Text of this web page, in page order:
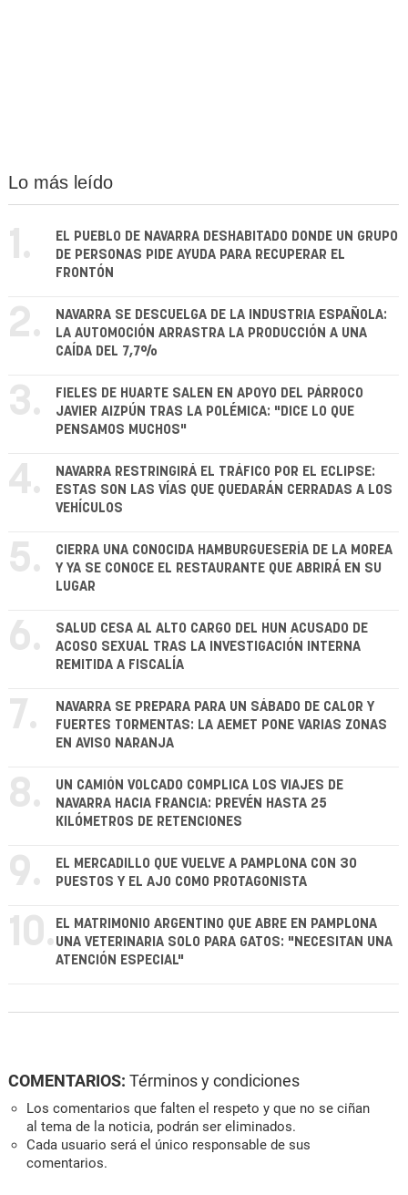
Lo más leído
1.
EL PUEBLO DE NAVARRA DESHABITADO DONDE UN GRUPO
DE PERSONAS PIDE AYUDA PARA RECUPERAR EL
FRONTÓN
2.
NAVARRA SE DESCUELGA DE LA INDUSTRIA ESPAÑOLA:
LA AUTOMOCIÓN ARRASTRA LA PRODUCCIÓN A UNA
CAÍDA DEL 7,7%
3.
FIELES DE HUARTE SALEN EN APOYO DEL PÁRROCO
JAVIER AIZPÚN TRAS LA POLÉMICA: "DICE LO QUE
PENSAMOS MUCHOS"
4.
NAVARRA RESTRINGIRÁ EL TRÁFICO POR EL ECLIPSE:
ESTAS SON LAS VÍAS QUE QUEDARÁN CERRADAS A LOS
VEHÍCULOS
5.
CIERRA UNA CONOCIDA HAMBURGUESERÍA DE LA MOREA
Y YA SE CONOCE EL RESTAURANTE QUE ABRIRÁ EN SU
LUGAR
6.
SALUD CESA AL ALTO CARGO DEL HUN ACUSADO DE
ACOSO SEXUAL TRAS LA INVESTIGACIÓN INTERNA
REMITIDA A FISCALÍA
7.
NAVARRA SE PREPARA PARA UN SÁBADO DE CALOR Y
FUERTES TORMENTAS: LA AEMET PONE VARIAS ZONAS
EN AVISO NARANJA
8.
UN CAMIÓN VOLCADO COMPLICA LOS VIAJES DE
NAVARRA HACIA FRANCIA: PREVÉN HASTA 25
KILÓMETROS DE RETENCIONES
9.
EL MERCADILLO QUE VUELVE A PAMPLONA CON 30
PUESTOS Y EL AJO COMO PROTAGONISTA
10. EL MATRIMONIO ARGENTINO QUE ABRE EN PAMPLONA
UNA VETERINARIA SOLO PARA GATOS: "NECESITAN UNA
ATENCIÓN ESPECIAL"
COMENTARIOS: Términos y condiciones
Los comentarios que falten el respeto y que no se ciñan
al tema de la noticia, podrán ser eliminados.
Cada usuario será el único responsable de sus
comentarios.